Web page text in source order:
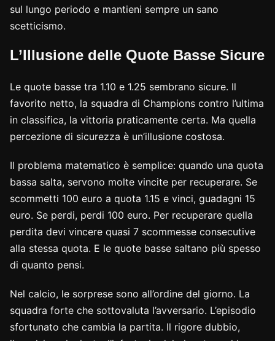
sul lungo periodo e mantieni sempre un sano
scetticismo.
L’Illusione delle Quote Basse Sicure
Le quote basse tra 1.10 e 1.25 sembrano sicure. Il
favorito netto, la squadra di Champions contro l’ultima
in classifica, la vittoria praticamente certa. Ma quella
percezione di sicurezza è un’illusione costosa.
Il problema matematico è semplice: quando una quota
bassa salta, servono molte vincite per recuperare. Se
scommetti 100 euro a quota 1.15 e vinci, guadagni 15
euro. Se perdi, perdi 100 euro. Per recuperare quella
perdita devi vincere quasi 7 scommesse consecutive
alla stessa quota. E le quote basse saltano più spesso
di quanto pensi.
Nel calcio, le sorprese sono all’ordine del giorno. La
squadra forte che sottovaluta l’avversario. L’episodio
sfortunato che cambia la partita. Il rigore dubbio,